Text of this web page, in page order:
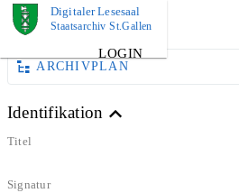
Digitaler Lesesaal
Staatsarchiv St.Gallen
LOGIN
DOKUMENT
ARCHIVPLAN
Identifikation
Titel
Signatur